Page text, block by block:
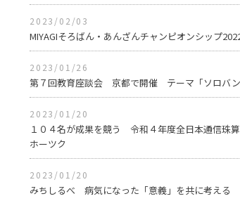
2023/02/03
MIYAGIそろばん・あんざんチャンピオンシップ
2023/01/26
第７回教育座談会 京都で開催 テーマ「ソロバン
2023/01/20
１０４名が成果を競う 令和４年度全日本通信珠
ホーツク
2023/01/20
みちしるべ 病気になった「意義」を共に考える